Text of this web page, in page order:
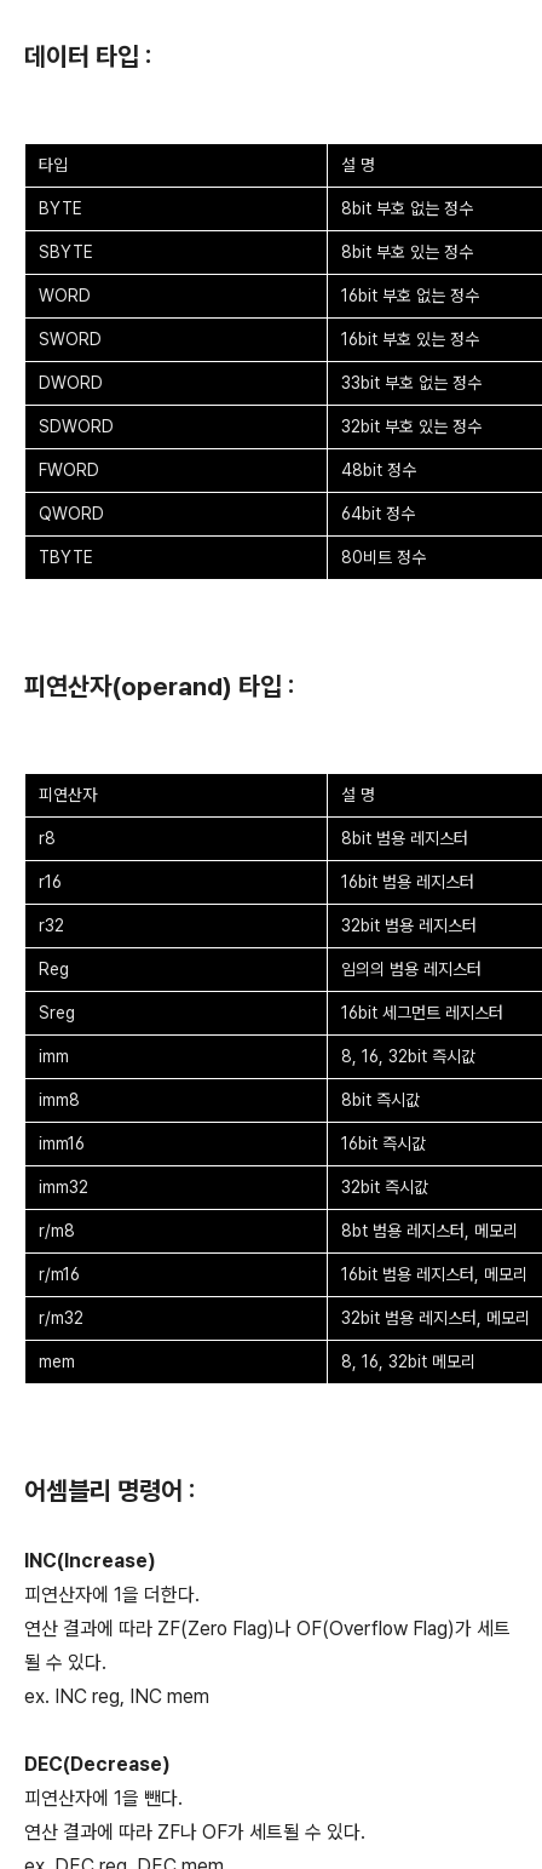
데이터 타입 :
타입 설 명
BYTE 8bit 부호 없는 정수
SBYTE 8bit 부호 있는 정수
WORD 16bit 부호 없는 정수
SWORD 16bit 부호 있는 정수
DWORD 33bit 부호 없는 정수
SDWORD 32bit 부호 있는 정수
FWORD 48bit 정수
QWORD 64bit 정수
TBYTE 80비트 정수
피연산자(operand) 타입 :
피연산자 설 명
r8 8bit 범용 레지스터
r16 16bit 범용 레지스터
r32 32bit 범용 레지스터
Reg 임의의 범용 레지스터
Sreg 16bit 세그먼트 레지스터
imm 8, 16, 32bit 즉시값
imm8 8bit 즉시값
imm16 16bit 즉시값
imm32 32bit 즉시값
r/m8 8bt 범용 레지스터, 메모리
r/m16 16bit 범용 레지스터, 메모리
r/m32 32bit 범용 레지스터, 메모리
mem 8, 16, 32bit 메모리
어셈블리 명령어 :
INC(Increase)
피연산자에 1을 더한다.
연산 결과에 따라 ZF(Zero Flag)나 OF(Overflow Flag)가 세트
될 수 있다.
ex. INC reg, INC mem
DEC(Decrease)
피연산자에 1을 뺀다.
연산 결과에 따라 ZF나 OF가 세트될 수 있다.